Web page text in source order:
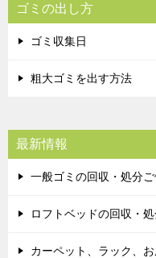
ゴミの出し方
ゴミ収集日
粗大ゴミを出す方法
最新情報
一般ゴミの回収・処分
ロフトベッドの回収・
カーペット、ラック、